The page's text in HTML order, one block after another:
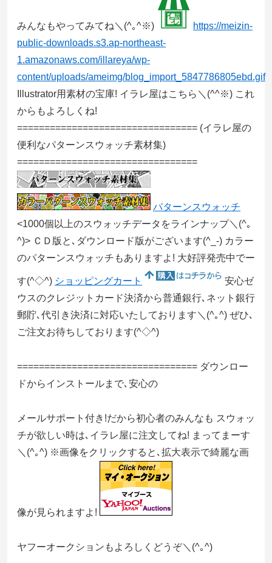
みんなもやってみてね＼(^｡^※)
https://meizin-
public-downloads.s3.ap-northeast-
1.amazonaws.com/illareya/wp-
content/uploads/ameimg/blog_import_5847786805ebd.gif
Illustrator用素材の宝庫! イラレ屋はこちら＼(^^※) これ
からもよろしくね!
================================= (イラレ屋の
便利なパターンスウォッチ素材集)
=================================
パターンスウォッチ
<1000個以上のスウォッチデータをラインナップ＼(^｡
^)> ＣＤ版と､ダウンロード版がございます(^_-) カラー
のパターンスウォッチもありますよ! 大好評発売中でー
す(^◇^) ショッピングカート
安心ゼ
ウスのクレジットカード決済から普通銀行､ネット銀行
郵貯､代引き決済に対応いたしております＼(^｡^) ぜひ､
ご注文お待ちしております(^◇^)
================================= ダウンロー
ドからインストールまで､安心の
メールサポート付き!だから初心者のみんなも スウォッ
チが欲しい時は､イラレ屋に注文してね! まってまーす
＼(^｡^) ※画像をクリックすると､拡大表示で綺麗な画
像が見られますよ!
ヤフーオークションもよろしくどうぞ＼(^｡^)